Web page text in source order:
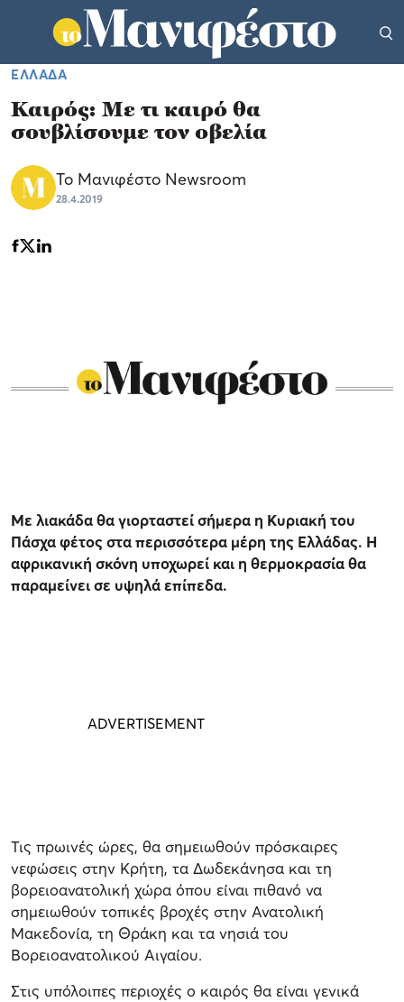
ΕΛΛΑΔΑ
Καιρός: Με τι καιρό θα
σουβλίσουμε τον οβελία
Το Μανιφέστο Newsroom
28.4.2019
Με λιακάδα θα γιορταστεί σήμερα η Κυριακή του
Πάσχα φέτος στα περισσότερα μέρη της Ελλάδας. Η
αφρικανική σκόνη υποχωρεί και η θερμοκρασία θα
παραμείνει σε υψηλά επίπεδα.
Τις πρωινές ώρες, θα σημειωθούν πρόσκαιρες
νεφώσεις στην Κρήτη, τα Δωδεκάνησα και τη
βορειοανατολική χώρα όπου είναι πιθανό να
σημειωθούν τοπικές βροχές στην Ανατολική
Μακεδονία, τη Θράκη και τα νησιά του
Βορειοανατολικού Αιγαίου.
Στις υπόλοιπες περιοχές ο καιρός θα είναι γενικά